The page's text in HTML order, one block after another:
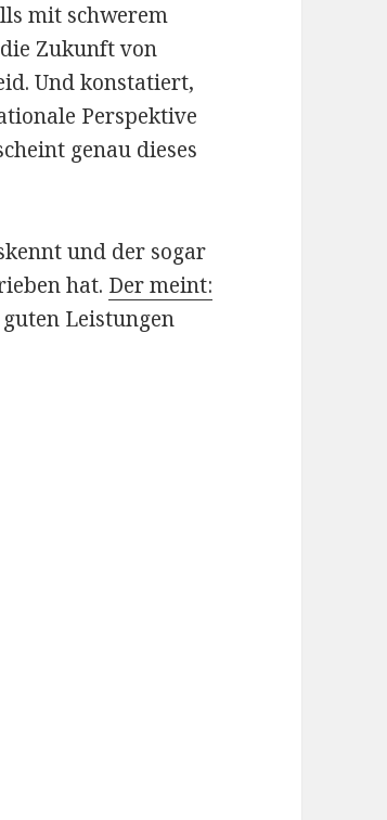
mit schwerem
Zukunft von
Und konstatiert,
Perspektive
genau dieses
und der sogar
hat. Der meint:
Leistungen